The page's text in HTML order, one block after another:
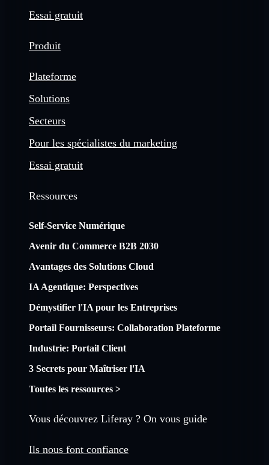
Essai gratuit
Produit
Plateforme
Solutions
Secteurs
Pour les spécialistes du marketing
Essai gratuit
Ressources
Self-Service Numérique
Avenir du Commerce B2B 2030
Avantages des Solutions Cloud
IA Agentique: Perspectives
Démystifier l'IA pour les Entreprises
Portail Fournisseurs: Collaboration Plateforme
Industrie: Portail Client
3 Secrets pour Maîtriser l'IA
Toutes les ressources >
Vous découvrez Liferay ? On vous guide
Ils nous font confiance